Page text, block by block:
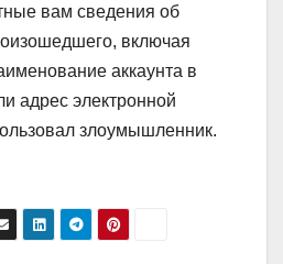
вам сведения об
включая
аккаунта в
адрес электронной
злоумышленник.